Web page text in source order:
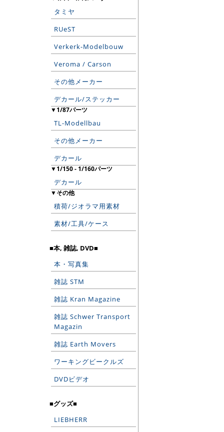
タミヤ
RUeST
Verkerk-Modelbouw
Veroma / Carson
その他メーカー
デカール/ステッカー
▼1/87パーツ
TL-Modellbau
その他メーカー
デカール
▼1/150 - 1/160パーツ
デカール
▼その他
積荷/ジオラマ用素材
素材/工具/ケース
■本, 雑誌, DVD■
本・写真集
雑誌 STM
雑誌 Kran Magazine
雑誌 Schwer Transport
Magazin
雑誌 Earth Movers
ワーキングビークルズ
DVDビデオ
■グッズ■
LIEBHERR